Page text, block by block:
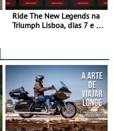
Ride The New Legends na
Triumph Lisboa, dias 7 e 8